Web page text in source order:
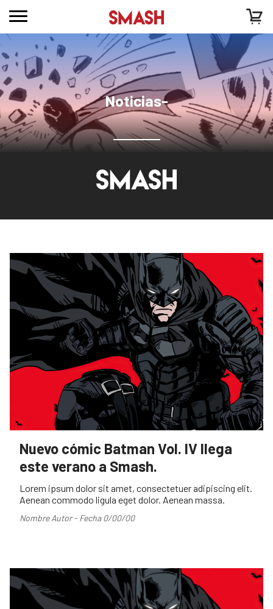
Noticias-
Nuevo cómic Batman Vol. IV llega
este verano a Smash.
Lorem ipsum dolor sit amet, consectetuer adipiscing elit.
Aenean commodo ligula eget dolor. Aenean massa.
Nombre Autor - Fecha 0/00/00